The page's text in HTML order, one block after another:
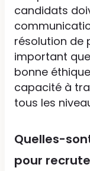
candidats
résolution de
important
bonne
capacité à
tous les
Quelles-
pour